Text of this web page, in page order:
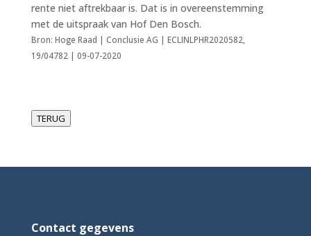
rente niet aftrekbaar is. Dat is in overeenstemming
met de uitspraak van Hof Den Bosch.
Bron: Hoge Raad | Conclusie AG | ECLINLPHR2020582,
19/04782 | 09-07-2020
TERUG
Contact gegevens